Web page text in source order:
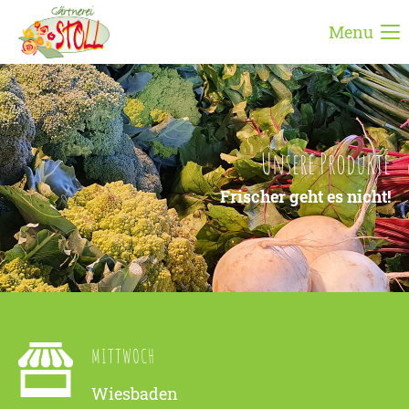
Login
Benutzername
Passwort
Anmelden
Support
Menu
Unsere Produkte
Frischer geht es nicht!
MITTWOCH
Wiesbaden